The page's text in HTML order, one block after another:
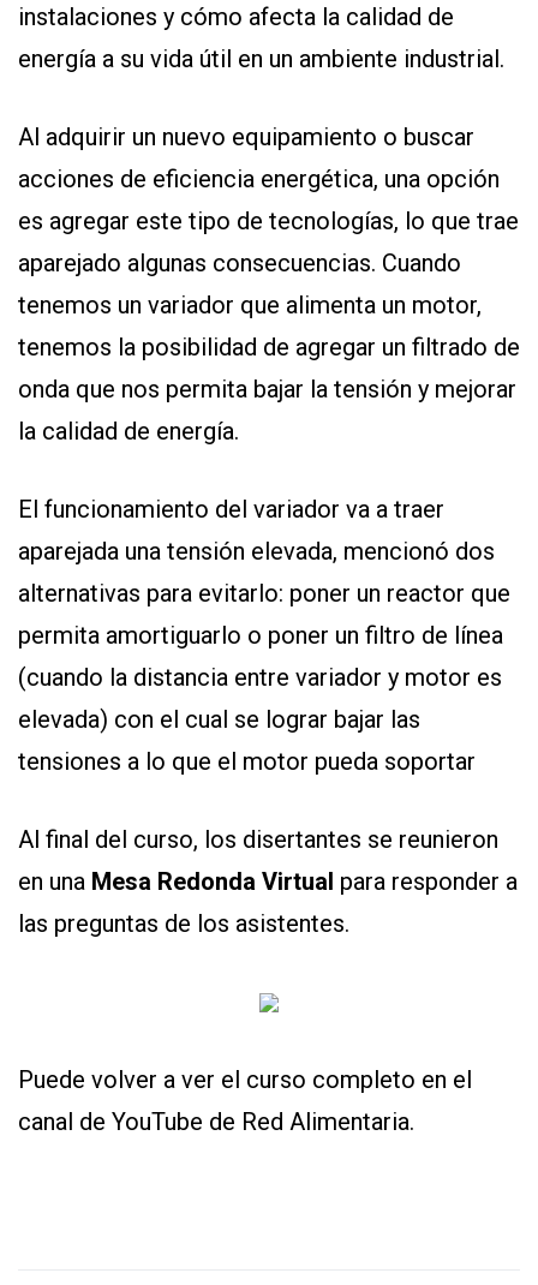
instalaciones y cómo afecta la calidad de
energía a su vida útil en un ambiente industrial.
Al adquirir un nuevo equipamiento o buscar
acciones de eficiencia energética, una opción
es agregar este tipo de tecnologías, lo que trae
aparejado algunas consecuencias. Cuando
tenemos un variador que alimenta un motor,
tenemos la posibilidad de agregar un filtrado de
onda que nos permita bajar la tensión y mejorar
la calidad de energía.
El funcionamiento del variador va a traer
aparejada una tensión elevada, mencionó dos
alternativas para evitarlo: poner un reactor que
permita amortiguarlo o poner un filtro de línea
(cuando la distancia entre variador y motor es
elevada) con el cual se lograr bajar las
tensiones a lo que el motor pueda soportar
Al final del curso, los disertantes se reunieron
en una Mesa Redonda Virtual para responder a
las preguntas de los asistentes.
Puede volver a ver el curso completo en el
canal de YouTube de Red Alimentaria.